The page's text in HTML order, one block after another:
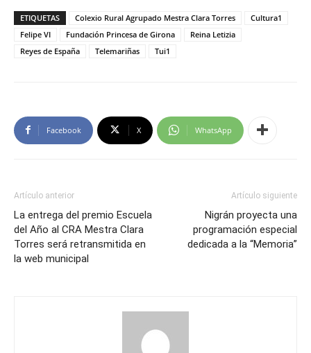
ETIQUETAS Colexio Rural Agrupado Mestra Clara Torres
Cultura1
Felipe VI
Fundación Princesa de Girona
Reina Letizia
Reyes de España
Telemariñas Tui1
Facebook X WhatsApp
Artículo anterior
La entrega del premio Escuela
del Año al CRA Mestra Clara
Torres será retransmitida en
la web municipal
Artículo siguiente
Nigrán proyecta una
programación especial
dedicada a la “Memoria”